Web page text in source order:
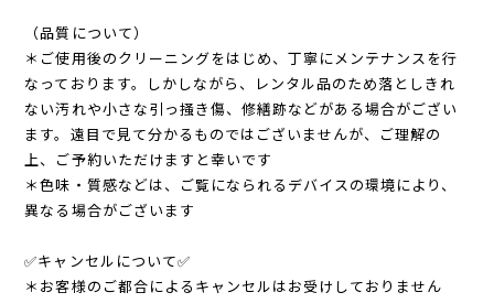
（品質について）
＊ご使用後のクリーニングをはじめ、丁寧にメンテナンスを行
なっております。しかしながら、レンタル品のため落としきれ
ない汚れや小さな引っ掻き傷、修繕跡などがある場合がござい
ます。遠目で見て分かるものではございませんが、ご理解の
上、ご予約いただけますと幸いです
＊色味・質感などは、ご覧になられるデバイスの環境により、
異なる場合がございます
✅キャンセルについて✅
＊お客様のご都合によるキャンセルはお受けしておりません